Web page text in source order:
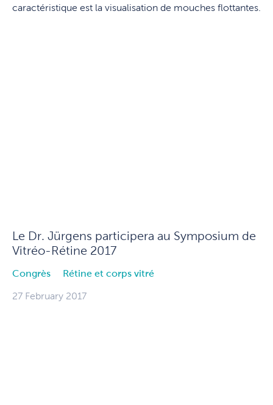
caractéristique est la visualisation de mouches flottantes.
Le Dr. Jürgens participera au Symposium de
Vitréo-Rétine 2017
Congrès Rétine et corps vitré
27 February 2017